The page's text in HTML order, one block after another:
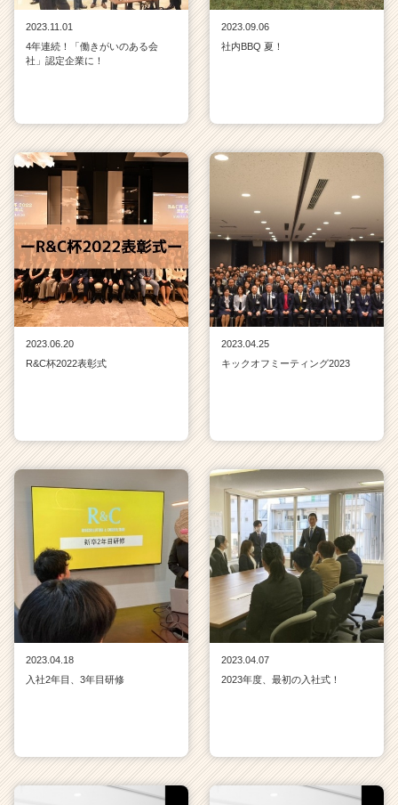
2023.11.01
4年連続！「働きがいのある会
社」認定企業に！
2023.09.06
社内BBQ 夏！
2023.06.20
R&C杯2022表彰式
2023.04.25
キックオフミーティング2023
2023.04.18
入社2年目、3年目研修
2023.04.07
2023年度、最初の入社式！